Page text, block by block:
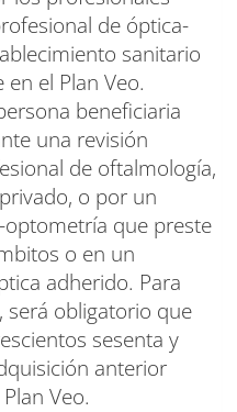
de óptica-
sanitario
el Plan Veo.
beneficiaria
una revisión
de oftalmología,
o por un
que preste
o en un
adherido. Para
será obligatorio que
sesenta y
anterior
Veo.